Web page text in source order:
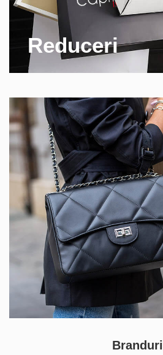
Reduceri
Branduri